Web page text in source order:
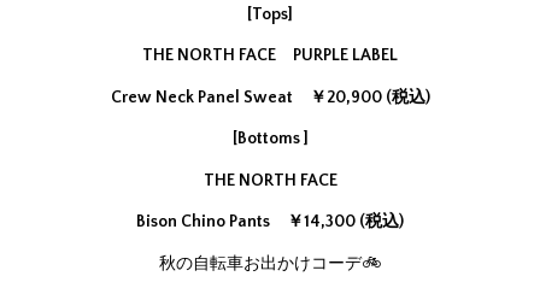
[Tops]
THE NORTH FACE PURPLE LABEL
Crew Neck Panel Sweat ￥20,900 (税込)
[Bottoms ]
THE NORTH FACE
Bison Chino Pants ￥14,300 (税込)
秋の自転車お出かけコーデ🚲